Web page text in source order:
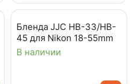
Бленда JJC HB-33/HB-
45 для Nikon 18-55mm
В наличии